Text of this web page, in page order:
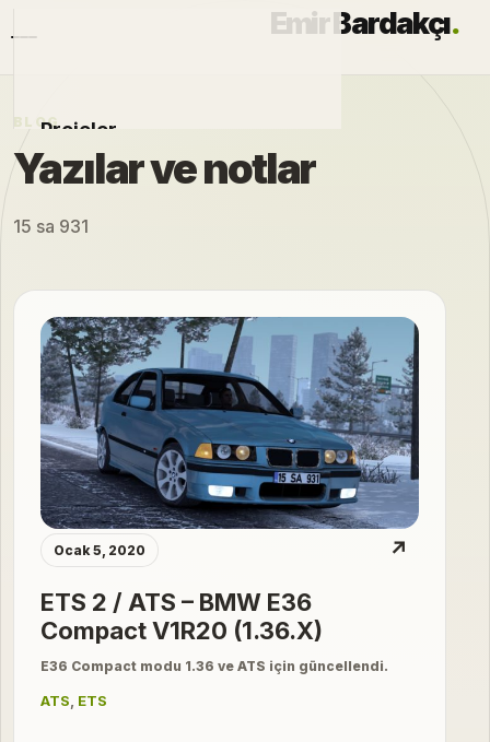
Emir Bardakçı.
Projeler
Otomobiller
Modlar
Hakkımda
Blog
BLOG
Yazılar ve notlar
15 sa 931
Ocak 5, 2020 ↗
ETS 2 / ATS – BMW E36
Compact V1R20 (1.36.X)
E36 Compact modu 1.36 ve ATS için güncellendi.
ATS, ETS